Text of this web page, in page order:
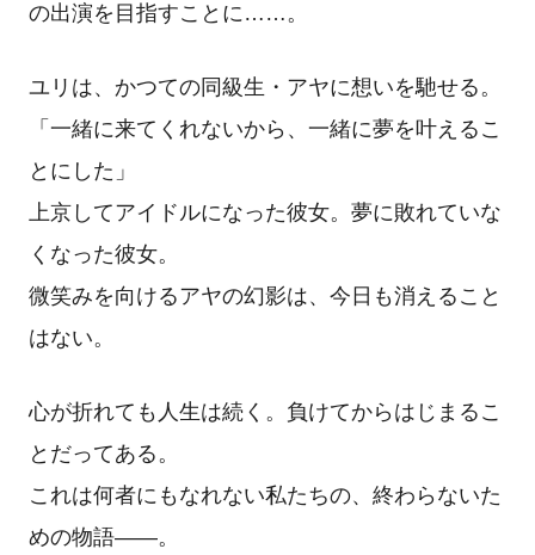
の出演を目指すことに……。
ユリは、かつての同級生・アヤに想いを馳せる。
「一緒に来てくれないから、一緒に夢を叶えるこ
とにした」
上京してアイドルになった彼女。夢に敗れていな
くなった彼女。
微笑みを向けるアヤの幻影は、今日も消えること
はない。
心が折れても人生は続く。負けてからはじまるこ
とだってある。
これは何者にもなれない私たちの、終わらないた
めの物語――。